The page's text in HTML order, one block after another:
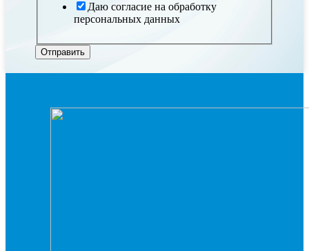
Даю согласие на обработку
персональных данных
Отправить